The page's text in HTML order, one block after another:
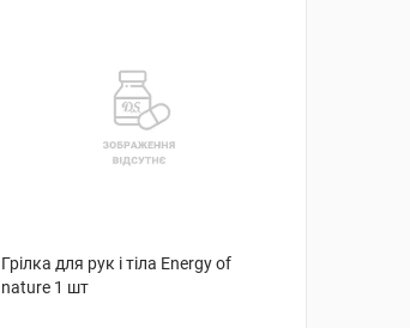
Грілка для рук і тіла Energy of
nature 1 шт